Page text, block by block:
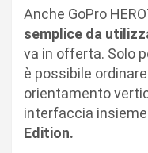
Anche GoPro HERO
semplice da
va in offerta. Solo
è possibile
orientamento
interfaccia
Edition.